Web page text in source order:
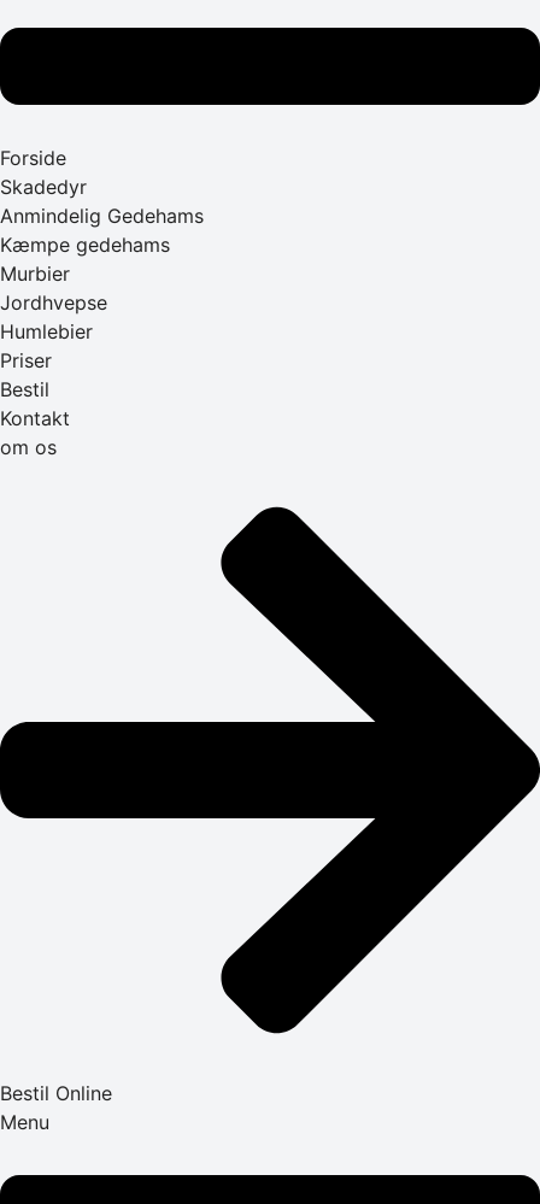
Forside
Skadedyr
Anmindelig Gedehams
Kæmpe gedehams
Murbier
Jordhvepse
Humlebier
Priser
Bestil
Kontakt
om os
Bestil Online
Menu